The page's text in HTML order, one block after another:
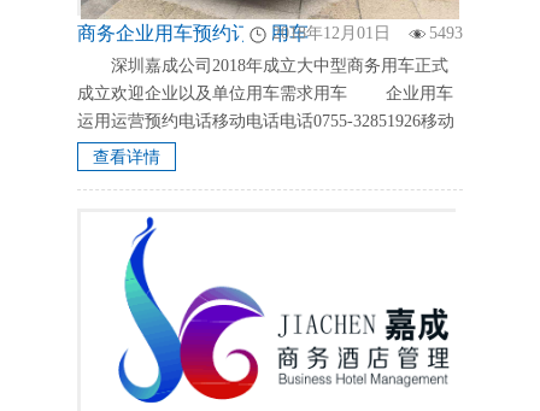
商务企业用车预约订车用车2018年12月01日
5493
深圳嘉成公司2018年成立大中型商务用车正式
成立欢迎企业以及单位用车需求用车 企业用车
运用运营预约电话移动电话电话0755-32851926移动
电话13066951416...
查看详情